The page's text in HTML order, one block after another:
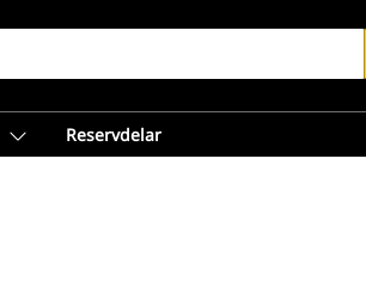
Reservdelar